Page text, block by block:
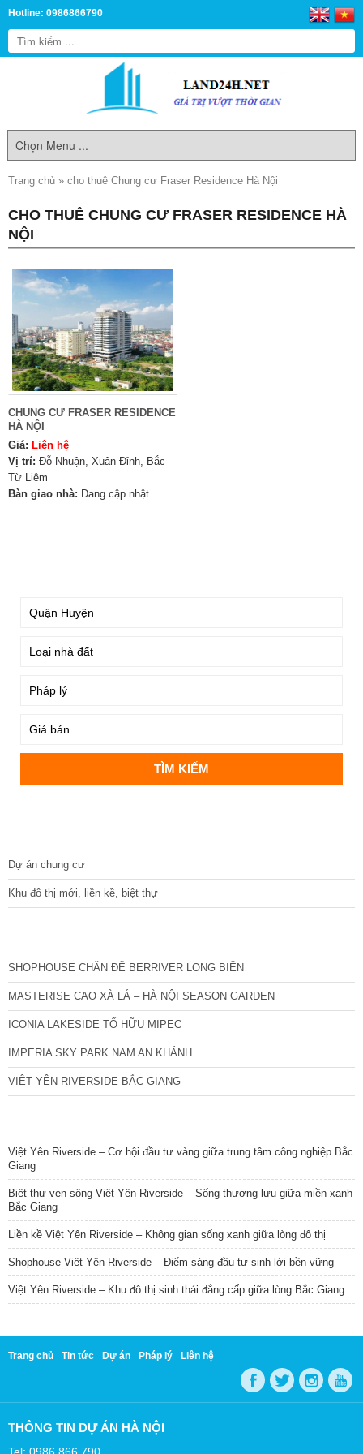
Hotline: 0986866790
Trang chủ » cho thuê Chung cư Fraser Residence Hà Nội
CHO THUÊ CHUNG CƯ FRASER RESIDENCE HÀ
NỘI
CHUNG CƯ FRASER RESIDENCE
HÀ NỘI
Giá: Liên hệ
Vị trí: Đỗ Nhuận, Xuân Đỉnh, Bắc
Từ Liêm
Bàn giao nhà: Đang cập nhật
Dự án chung cư
Khu đô thị mới, liền kề, biệt thự
SHOPHOUSE CHÂN ĐẾ BERRIVER LONG BIÊN
MASTERISE CAO XÀ LÁ – HÀ NỘI SEASON GARDEN
ICONIA LAKESIDE TỐ HỮU MIPEC
IMPERIA SKY PARK NAM AN KHÁNH
VIỆT YÊN RIVERSIDE BẮC GIANG
Việt Yên Riverside – Cơ hội đầu tư vàng giữa trung tâm công nghiệp Bắc
Giang
Biệt thự ven sông Việt Yên Riverside – Sống thượng lưu giữa miền xanh
Bắc Giang
Liền kề Việt Yên Riverside – Không gian sống xanh giữa lòng đô thị
Shophouse Việt Yên Riverside – Điểm sáng đầu tư sinh lời bền vững
Việt Yên Riverside – Khu đô thị sinh thái đẳng cấp giữa lòng Bắc Giang
Trang chủ Tin tức Dự án Pháp lý Liên hệ
THÔNG TIN DỰ ÁN HÀ NỘI